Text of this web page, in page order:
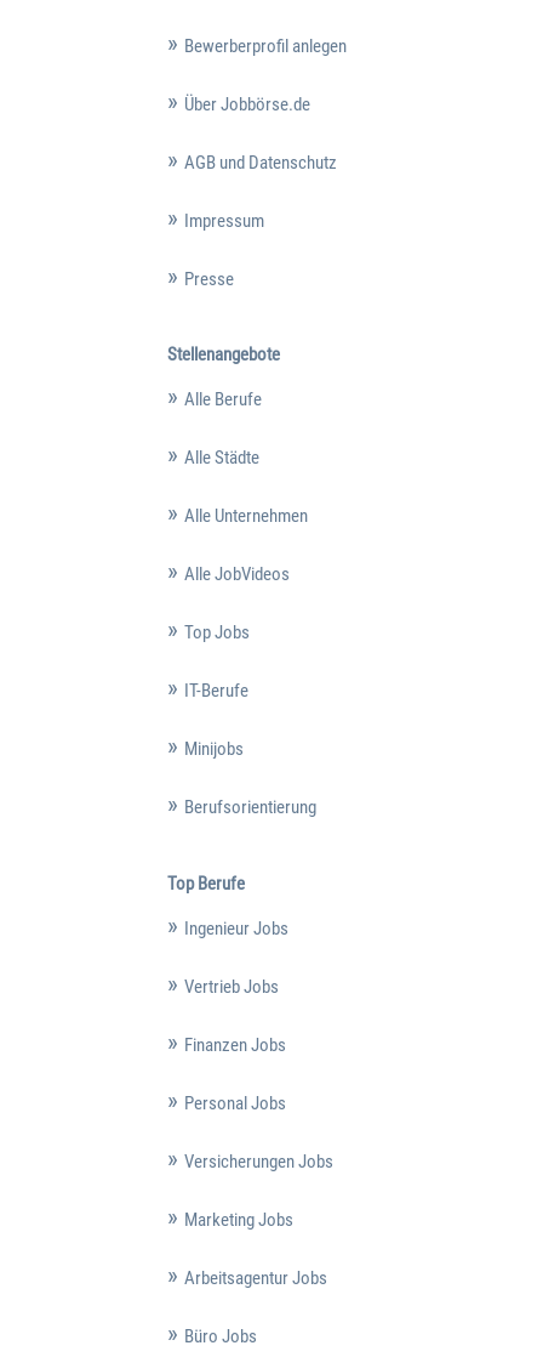
Bewerberprofil anlegen
Über Jobbörse.de
AGB und Datenschutz
Impressum
Presse
Stellenangebote
Alle Berufe
Alle Städte
Alle Unternehmen
Alle JobVideos
Top Jobs
IT-Berufe
Minijobs
Berufsorientierung
Top Berufe
Ingenieur Jobs
Vertrieb Jobs
Finanzen Jobs
Personal Jobs
Versicherungen Jobs
Marketing Jobs
Arbeitsagentur Jobs
Büro Jobs